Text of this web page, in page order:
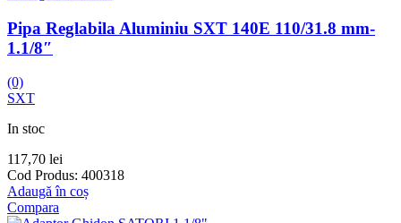
Pipa Reglabila Aluminiu SXT 140E 110/31.8 mm-
1.1/8″
(0)
SXT
In stoc
117,70 lei
Cod Produs: 400318
Adaugă în coș
Compara